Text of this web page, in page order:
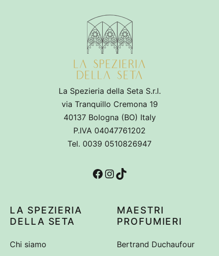
La Spezieria della Seta S.r.l.
via Tranquillo Cremona 19
40137 Bologna (BO) Italy
P.IVA 04047761202
Tel. 0039 0510826947
Facebook Instagram
LA SPEZIERIA
DELLA SETA
Chi siamo
MAESTRI
PROFUMIERI
Bertrand Duchaufour